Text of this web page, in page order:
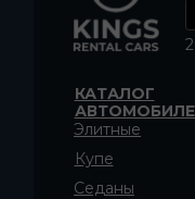
КАТАЛОГ
Элитные
Купе
Седаны